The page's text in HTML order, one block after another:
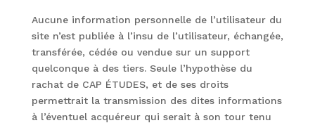
Aucune information personnelle de l’utilisateur du
site n’est publiée à l’insu de l’utilisateur, échangée,
transférée, cédée ou vendue sur un support
quelconque à des tiers. Seule l’hypothèse du
rachat de CAP ÉTUDES, et de ses droits
permettrait la transmission des dites informations
à l’éventuel acquéreur qui serait à son tour tenu